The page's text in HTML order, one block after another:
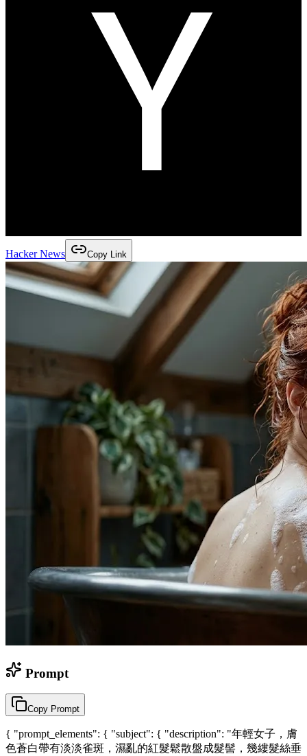
Hacker News Copy Link
Prompt
Copy Prompt
{ "prompt_elements": { "subject": { "description": "年輕女子，膚
色蒼白帶有淡淡雀斑，濕亂的紅髮鬆散盤成髮髻，幾縷髮絲垂